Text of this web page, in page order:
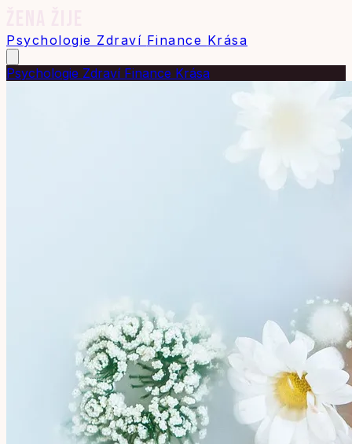
Psychologie Zdraví Finance Krása
Psychologie Zdraví Finance Krása